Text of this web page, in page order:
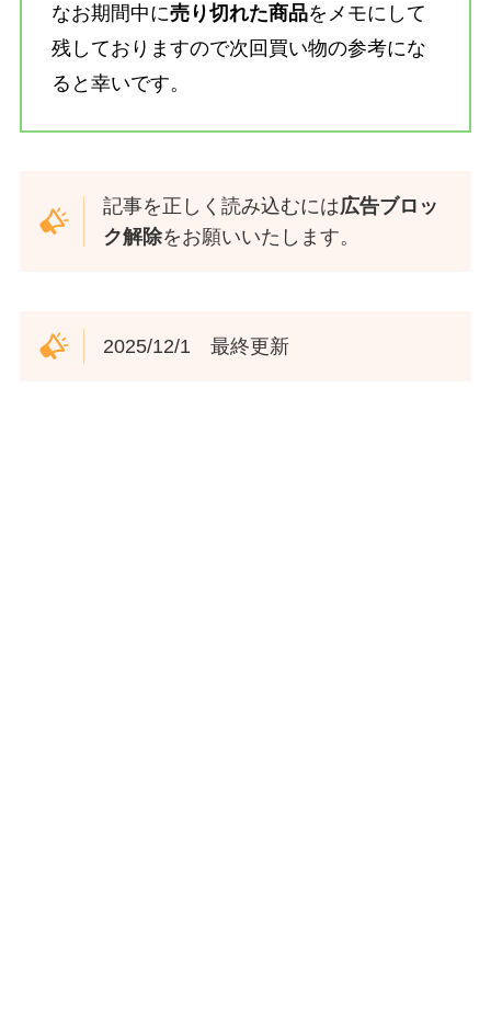
なお期間中に売り切れた商品をメモにして
残しておりますので次回買い物の参考にな
ると幸いです。
記事を正しく読み込むには広告ブロッ
ク解除をお願いいたします。
2025/12/1 最終更新